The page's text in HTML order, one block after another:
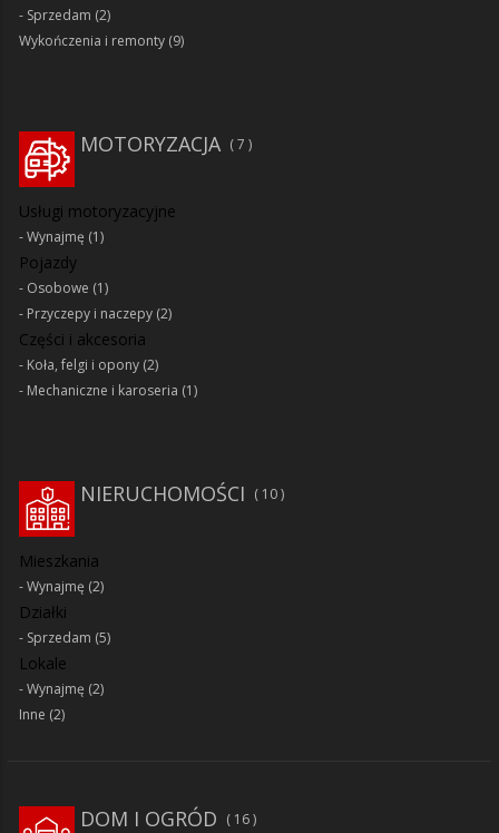
Sprzedam (2)
Wykończenia i remonty (9)
MOTORYZACJA 7
Usługi motoryzacyjne
Wynajmę (1)
Pojazdy
Osobowe (1)
Przyczepy i naczepy (2)
Części i akcesoria
Koła, felgi i opony (2)
Mechaniczne i karoseria (1)
NIERUCHOMOŚCI 10
Mieszkania
Wynajmę (2)
Działki
Sprzedam (5)
Lokale
Wynajmę (2)
Inne (2)
DOM I OGRÓD 16